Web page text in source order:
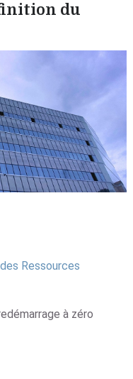
du
Ressources
à zéro